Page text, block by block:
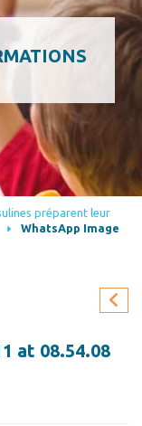
préparent leur
WhatsApp Image
at 08.54.08